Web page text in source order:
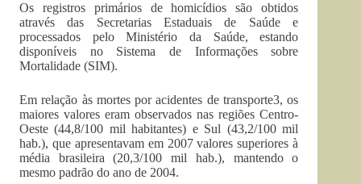
Os registros primários de homicídios são obtidos
através das Secretarias Estaduais de Saúde e
processados pelo Ministério da Saúde, estando
disponíveis no Sistema de Informações sobre
Mortalidade (SIM).
Em relação às mortes por acidentes de transporte3, os
maiores valores eram observados nas regiões Centro-
Oeste (44,8/100 mil habitantes) e Sul (43,2/100 mil
hab.), que apresentavam em 2007 valores superiores à
média brasileira (20,3/100 mil hab.), mantendo o
mesmo padrão do ano de 2004.